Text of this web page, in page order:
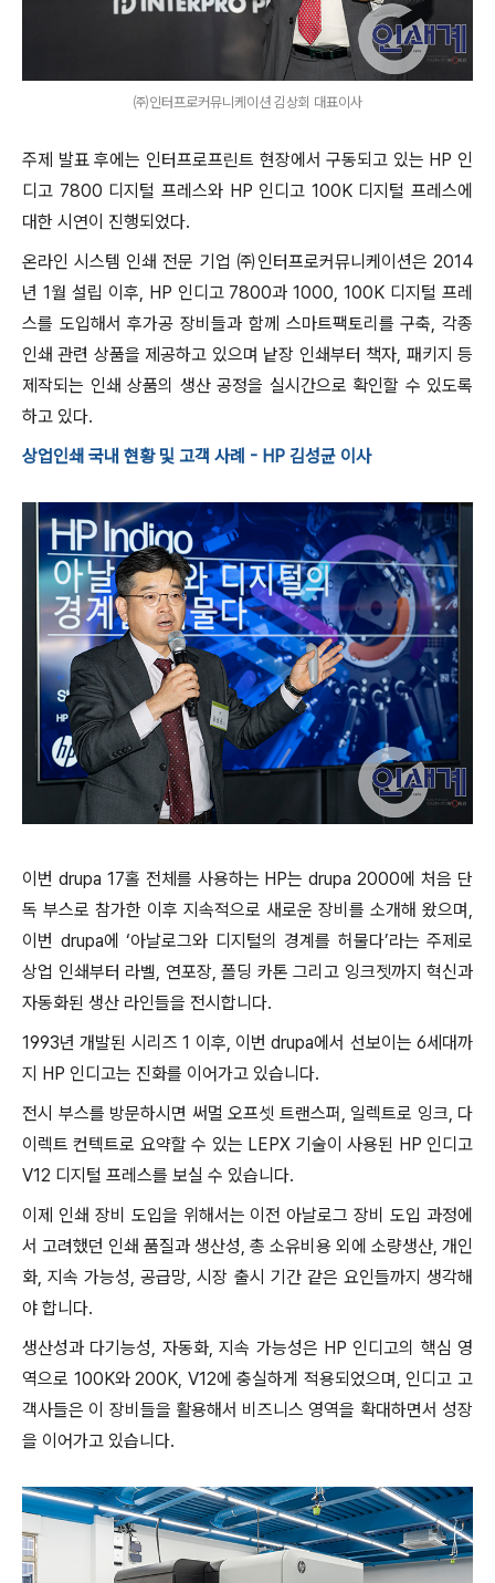
㈜인터프로커뮤니케이션 김상회 대표이사
주제 발표 후에는 인터프로프린트 현장에서 구동되고 있는 HP 인
디고 7800 디지털 프레스와 HP 인디고 100K 디지털 프레스에
대한 시연이 진행되었다.
온라인 시스템 인쇄 전문 기업 ㈜인터프로커뮤니케이션은 2014
년 1월 설립 이후, HP 인디고 7800과 1000, 100K 디지털 프레
스를 도입해서 후가공 장비들과 함께 스마트팩토리를 구축, 각종
인쇄 관련 상품을 제공하고 있으며 낱장 인쇄부터 책자, 패키지 등
제작되는 인쇄 상품의 생산 공정을 실시간으로 확인할 수 있도록
하고 있다.
상업인쇄 국내 현황 및 고객 사례 - HP 김성균 이사
이번 drupa 17홀 전체를 사용하는 HP는 drupa 2000에 처음 단
독 부스로 참가한 이후 지속적으로 새로운 장비를 소개해 왔으며,
이번 drupa에 ‘아날로그와 디지털의 경계를 허물다’라는 주제로
상업 인쇄부터 라벨, 연포장, 폴딩 카톤 그리고 잉크젯까지 혁신과
자동화된 생산 라인들을 전시합니다.
1993년 개발된 시리즈 1 이후, 이번 drupa에서 선보이는 6세대까
지 HP 인디고는 진화를 이어가고 있습니다.
전시 부스를 방문하시면 써멀 오프셋 트랜스퍼, 일렉트로 잉크, 다
이렉트 컨텍트로 요약할 수 있는 LEPX 기술이 사용된 HP 인디고
V12 디지털 프레스를 보실 수 있습니다.
이제 인쇄 장비 도입을 위해서는 이전 아날로그 장비 도입 과정에
서 고려했던 인쇄 품질과 생산성, 총 소유비용 외에 소량생산, 개인
화, 지속 가능성, 공급망, 시장 출시 기간 같은 요인들까지 생각해
야 합니다.
생산성과 다기능성, 자동화, 지속 가능성은 HP 인디고의 핵심 영
역으로 100K와 200K, V12에 충실하게 적용되었으며, 인디고 고
객사들은 이 장비들을 활용해서 비즈니스 영역을 확대하면서 성장
을 이어가고 있습니다.